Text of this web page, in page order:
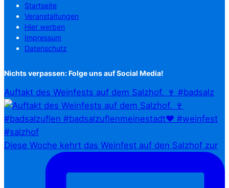
Startseite
Veranstaltungen
Hier werben
Impressum
Datenschutz
Nichts verpassen: Folge uns auf Social Media!
Auftakt des Weinfests auf dem Salzhof. 🍷 #badsalz
Diese Woche kehrt das Weinfest auf den Salzhof zur